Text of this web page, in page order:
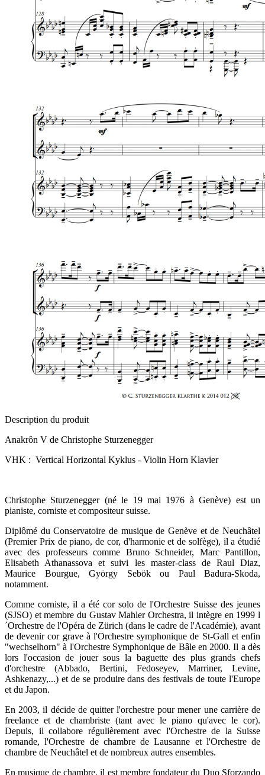
Description du produit
Anakrôn V de Christophe Sturzenegger
VHK : Vertical Horizontal Kyklus - Violin Horn Klavier
Christophe Sturzenegger (né le 19 mai 1976 à Genève) est un
pianiste, corniste et compositeur suisse.
Diplômé du Conservatoire de musique de Genève et de Neuchâtel
(Premier Prix de piano, de cor, d'harmonie et de solfège), il a étudié
avec des professeurs comme Bruno Schneider, Marc Pantillon,
Elisabeth Athanassova et suivi les master-class de Raul Diaz,
Maurice Bourgue, György Sebök ou Paul Badura-Skoda,
notamment.
Comme corniste, il a été cor solo de l'Orchestre Suisse des jeunes
(SJSO) et membre du Gustav Mahler Orchestra, il intègre en 1999 l
´Orchestre de l'Opéra de Zürich (dans le cadre de l'Académie), avant
de devenir cor grave à l'Orchestre symphonique de St-Gall et enfin
"wechselhorn" à l'Orchestre Symphonique de Bâle en 2000. Il a dès
lors l'occasion de jouer sous la baguette des plus grands chefs
d'orchestre (Abbado, Bertini, Fedoseyev, Marriner, Levine,
Ashkenazy,...) et de se produire dans des festivals de toute l'Europe
et du Japon.
En 2003, il décide de quitter l'orchestre pour mener une carrière de
freelance et de chambriste (tant avec le piano qu'avec le cor).
Depuis, il collabore régulièrement avec l'Orchestre de la Suisse
romande, l'Orchestre de chambre de Lausanne et l'Orchestre de
chambre de Neuchâtel et de nombreux autres ensembles.
En musique de chambre, il est membre fondateur du Duo Sforzando